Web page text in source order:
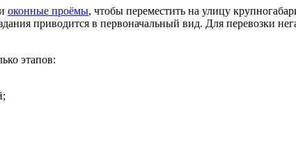
оконные проёмы, чтобы переместить на улицу
приводится в первоначальный вид. Для перевозки
этапов: